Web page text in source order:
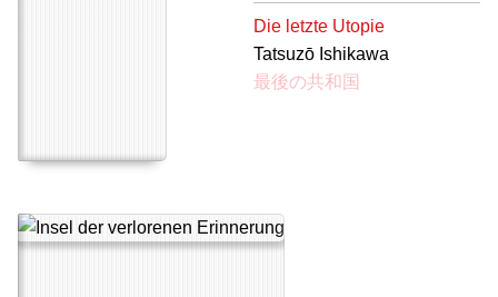
Die letzte Utopie
Tatsuzō Ishikawa
最後の共和国